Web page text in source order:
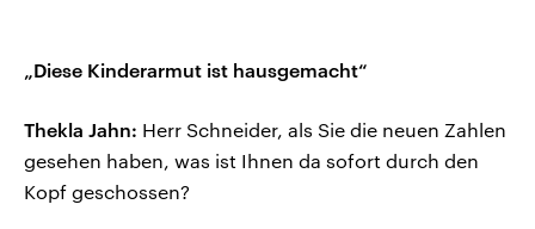
„Diese Kinderarmut ist hausgemacht“
Thekla Jahn: Herr Schneider, als Sie die neuen Zahlen
gesehen haben, was ist Ihnen da sofort durch den
Kopf geschossen?